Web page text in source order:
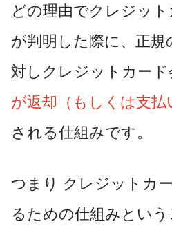
どの理由でクレジッ
が判明した際に、正規
対しクレジットカード
が返却（もしくは支払
される仕組みです。
つまり クレジットカ
るための仕組みという